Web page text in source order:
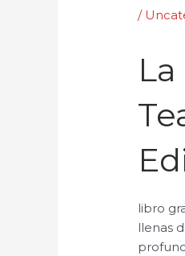
/
libro
llenas